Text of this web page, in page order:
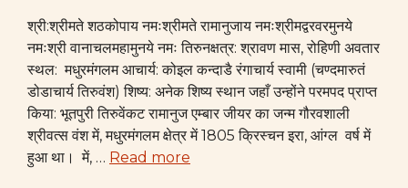
श्री:श्रीमते शठकोपाय नमःश्रीमते रामानुजाय नमःश्रीमद्वरवरमुनये
नमःश्री वानाचलमहामुनये नमः तिरुनक्षत्र: श्रावण मास, रोहिणी अवतार
स्थल: मधुरमंगलम आचार्य: कोइल कन्दाडै रंगाचार्य स्वामी (चण्दमारुतं
डोडाचार्य तिरुवंश) शिष्य: अनेक शिष्य स्थान जहाँ उन्होंने परमपद प्राप्त
किया: भूतपुरी तिरुवेंकट रामानुज एम्बार जीयर का जन्म गौरवशाली
श्रीवत्स वंश में, मधुरमंगलम क्षेत्र में 1805 क्रिस्चन इरा, आंग्ल वर्ष में
हुआ था। में, … Read more